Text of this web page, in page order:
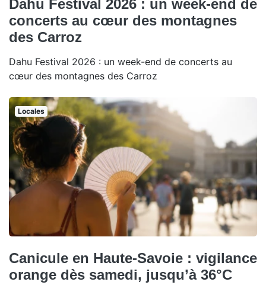
Dahu Festival 2026 : un week-end de
concerts au cœur des montagnes
des Carroz
Dahu Festival 2026 : un week-end de concerts au
cœur des montagnes des Carroz
Locales
Canicule en Haute-Savoie : vigilance
orange dès samedi, jusqu’à 36°C